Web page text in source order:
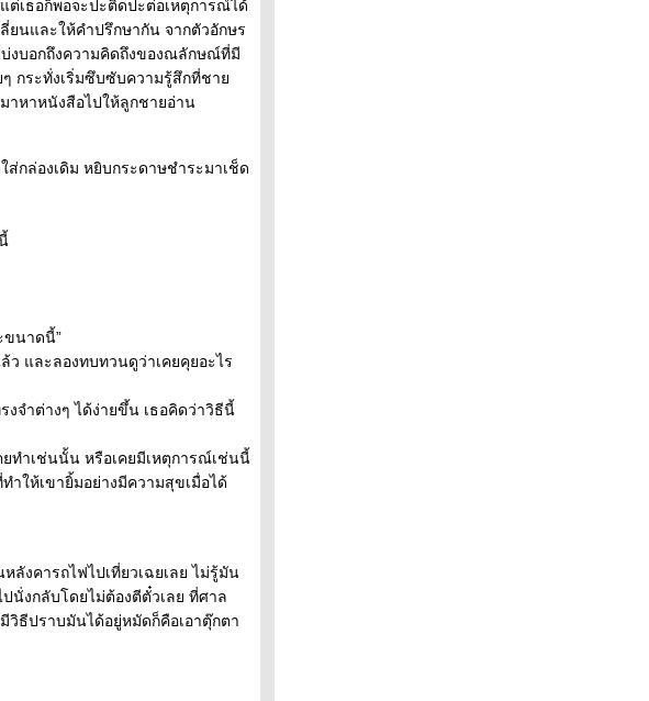
เธอก็พอจะปะติดปะต่อเหตุการณ์ได้
ยนและให้คำปรึกษากัน จากตัวอักษร
งบอกถึงความคิดถึงของณลักษณ์ที่มี
ๆ กระทั่งเริ่มซึบซับความรู้สึกที่ชา
าหาหนังสือไปให้ลูกชายอ่าน
ส่กล่องเดิม หยิบกระดาษชำระมาเช็ด
ขนาดนี้”
และลองทบทวนดูว่าเคยคุยอะไร
งจำต่างๆ ได้ง่ายขึ้น เธอคิดว่าวิธีนี้
ทำเช่นนั้น หรือเคยมีเหตุการณ์เช่นนี้
ำให้เขายิ้มอย่างมีความสุขเมื่อได้
งคารถไฟไปเที่ยวเฉยเลย ไม่รู้มัน
นั่งกลับโดยไม่ต้องตีตั๋วเลย ที่ศาล
ธีปราบมันได้อยู่หมัดก็คือเอาตุ๊กตา